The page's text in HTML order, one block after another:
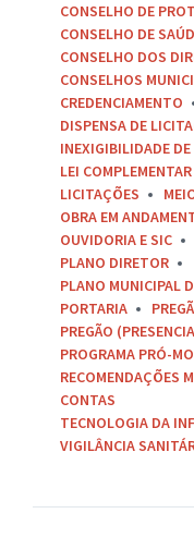
CONSELHO DE
CONSELHO DE
CONSELHO DOS
CONSELHOS
CREDENCIAMENTO
DISPENSA DE
INEXIGIBILIDADE
LEI COMPLEMENTAR
LICITAÇÕES
OBRA EM
OUVIDORIA E SIC
PLANO DIRETOR
PLANO MUNICIPAL
PORTARIA
PREGÃO
PROGRAMA PRÓ-
RECOMENDAÇÕES
CONTAS
TECNOLOGIA DA
VIGILÂNCIA